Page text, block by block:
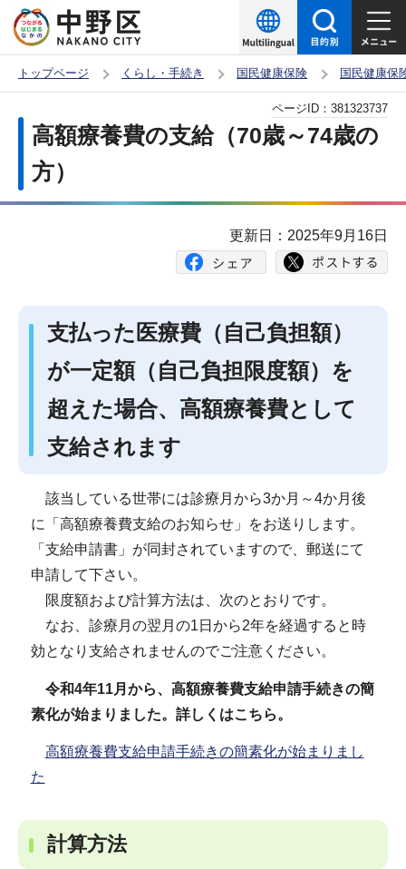
の
ー
トップページ くらし・手続き 国民健康保険 国民健康保
か
高額療養費の支給（70歳～74歳の
方）
ページID： 381323737
更新日：2025年9月16日
支払った医療費（自己負担額）
が一定額（自己負担限度額）を
超えた場合、高額療養費として
支給されます
該当している世帯には診療月から3か月～4か月後
に「高額療養費支給のお知らせ」をお送りします。
「支給申請書」が同封されていますので、郵送にて
申請して下さい。
限度額および計算方法は、次のとおりです。
なお、診療月の翌月の1日から2年を経過すると時
効となり支給されませんのでご注意ください。
令和4年11月から、高額療養費支給申請手続きの簡
素化が始まりました。詳しくはこちら。
高額療養費支給申請手続きの簡素化が始まりまし
た
計算方法